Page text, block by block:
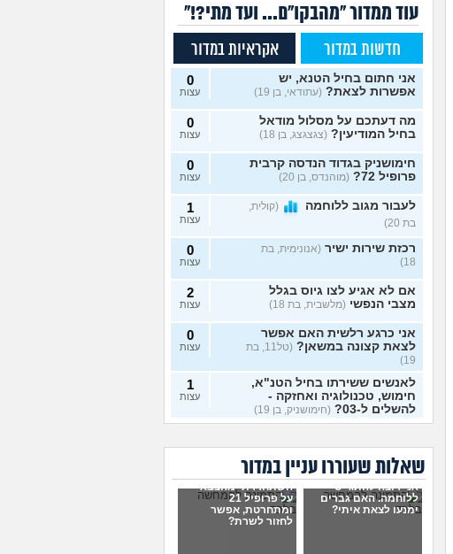
עוד ממדור "מהבקו"ם... ועד מתי?!"
חדשות במדור אקראיות במדור
אני חתום בחיל הטנא, יש
אפשרות לצאת? (עתודאי, בן 19)
0
עצות
מה דעתכם על מסלול מודאל
בחיל המודיעין? (צגצגצג, בן 18)
0
עצות
חימושניק בגדוד הנדסה קרבית
פרופיל 72?
(מוהנדס, בן 20)
0
עצות
לעבור מגוב ללוחמה
(קולית,
בת 20)
1
עצות
רכזת שירות ישיר (אנונימית, בת
18)
0
עצות
אם לא אגיע לצו גיוס בגלל
מצבי הנפשי (מלשבית, בת 18)
2
עצות
אני כרגע רלשית האם אפשר
לצאת קצונה במשאן?
(טל11, בת
19)
0
עצות
לאנשים ששירתו בחיל הטנ"א,
חימוש, טכנולוגיה ואחזקה -
להשלים ל-03?
(חימושניק, בן 19)
1
עצות
עשתה לאחרונה טירונות
בעובדה? (אנונימית, בת 18)
עצות
ויתור על לוחמה בבקו״ם
(אנונימי, בת 18)
0
עצות
ויתור על לוחמה בבקו״ם מה
שאלות שעוררו עניין במדור
אני רוצה להתגייס
ללוחמה. האם גברים
ימנעו לצאת איתי?
השתחררתי מהצבא
על פרופיל 21
ומתחרטת, אפשר
לחזור לשרת?